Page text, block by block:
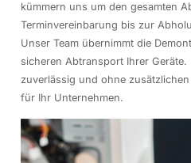
kümmern uns um den gesamten
Terminvereinbarung bis zur
Unser Team übernimmt die
sicheren Abtransport Ihrer
zuverlässig und ohne
für Ihr Unternehmen.